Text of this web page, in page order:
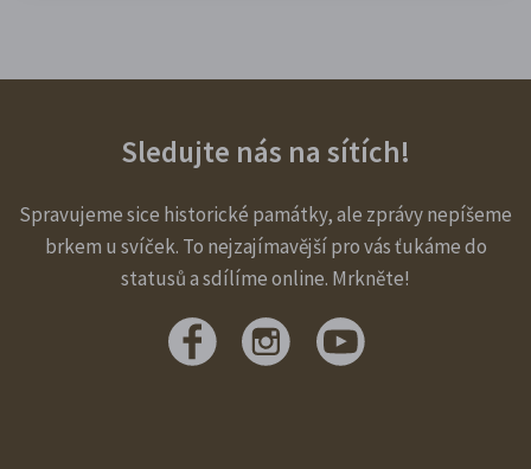
Sledujte nás na sítích!
Spravujeme sice historické památky, ale zprávy nepíšeme
brkem u svíček. To nejzajímavější pro vás ťukáme do
statusů a sdílíme online. Mrkněte!